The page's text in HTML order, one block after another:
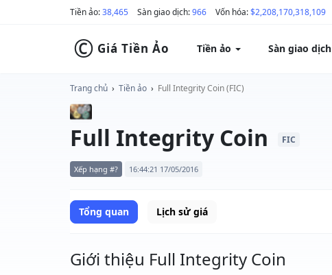
Tiền ảo:38,465 Sàn giao dịch:966 Vốn hóa:$2,208,170,318,109
© Giá Tiền Ảo Tiền ảo Sàn giao dịch
Trang chủ › Tiền ảo › Full Integrity Coin (FIC)
Full Integrity Coin FIC
Xếp hạng #? 16:44:21 17/05/2016
Tổng quan Lịch sử giá
Giới thiệu Full Integrity Coin